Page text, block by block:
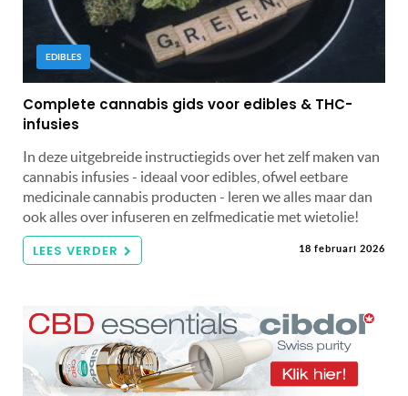
EDIBLES
Complete cannabis gids voor edibles & THC-
infusies
In deze uitgebreide instructiegids over het zelf maken van
cannabis infusies - ideaal voor edibles, ofwel eetbare
medicinale cannabis producten - leren we alles maar dan
ook alles over infuseren en zelfmedicatie met wietolie!
LEES VERDER 18 februari 2026